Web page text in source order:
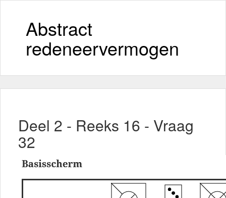
Abstract
redeneervermogen
Deel 2 - Reeks 16 - Vraag
32